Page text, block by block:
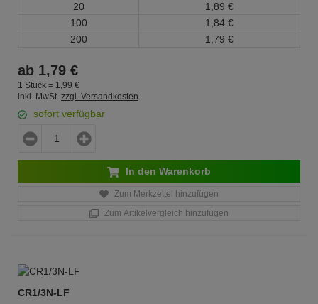
20
1, 89 €
100
1, 84 €
200
1, 79 €
ab 1,79 €
1 Stück = 1, 99 €
inkl. MwSt. zzgl. Versandkosten
sofort verfügbar
In den Warenkorb
Zum Merkzettel hinzufügen
Zum Artikelvergleich hinzufügen
CR1/3N-LF